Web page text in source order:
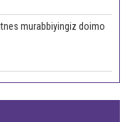
murabbiyingiz doimo